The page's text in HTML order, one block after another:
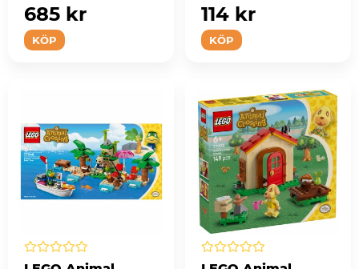
KÖP
685 kr
KÖP
114 kr